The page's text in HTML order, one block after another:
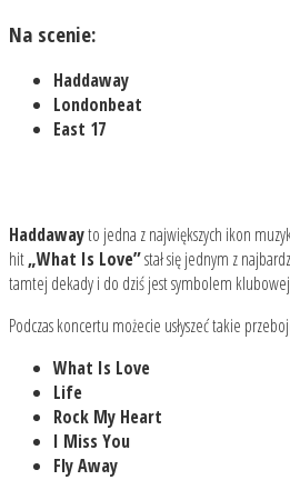
Na scenie:
Haddaway
Londonbeat
East 17
Haddawayto jedna z największych ikon
hit„What Is Love”stał się jednym z
tamtej dekady i do dziś jest symbolem
Podczas koncertu możecie usłyszeć takie
What Is Love
Life
Rock My Heart
I Miss You
Fly Away